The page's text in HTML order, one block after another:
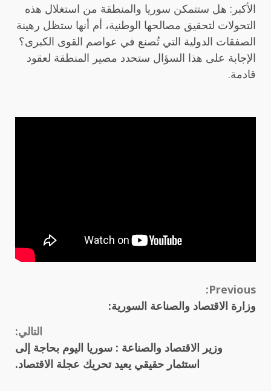
الأكبر: هل ستتمكن سوريا والمنطقة من استغلال هذه
التحولات لتحقيق مصالحها الوطنية، أم أنها ستظل رهينة
الصفقات الدولية التي تُصنع في عواصم القوى الكبرى؟
الإجابة على هذا السؤال ستحدد مصير المنطقة لعقود
قادمة.
Continue
Reading
Previous:
وزارة الاقتصاد والصناعة السورية:
التالي:
وزير الاقتصاد والصناعة : سوريا اليوم بحاجة إلى
استثمار حقيقي يعيد تحريك عجلة الاقتصاد.